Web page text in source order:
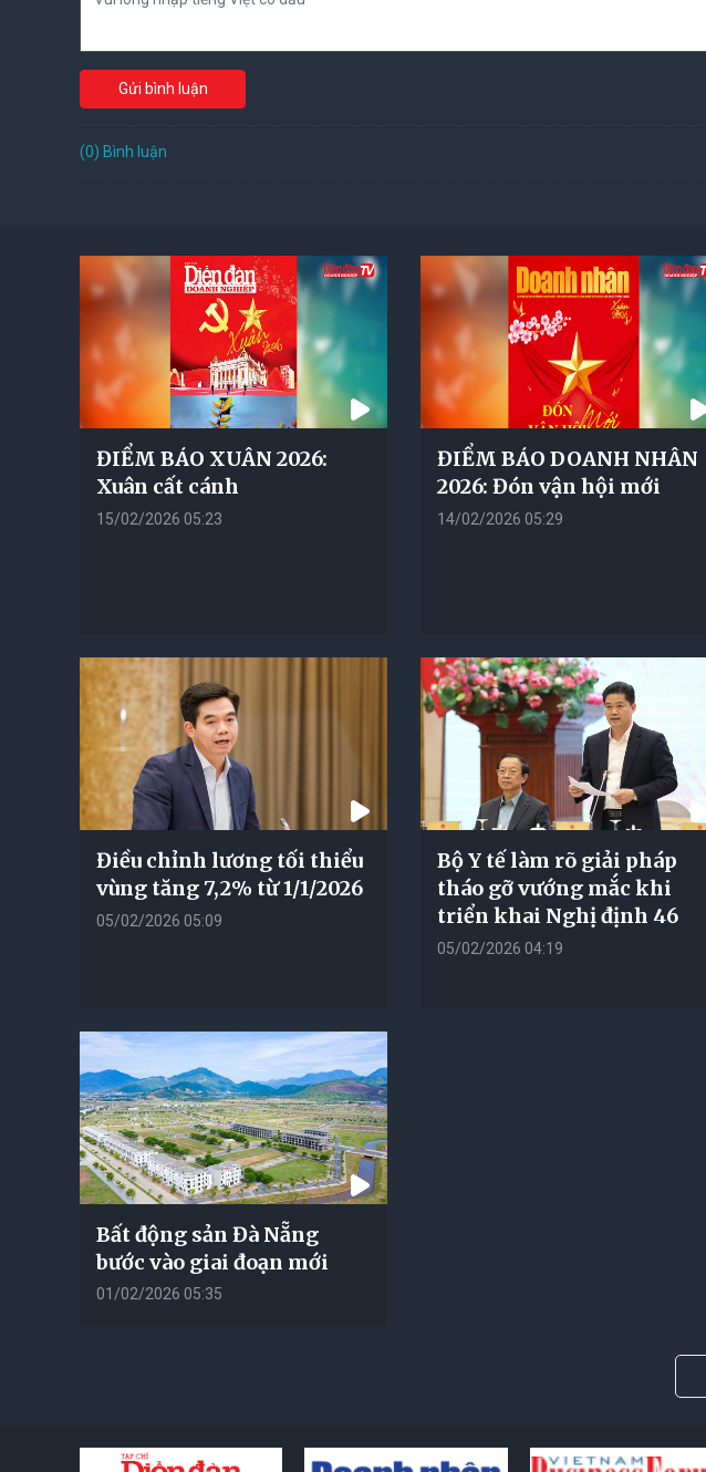
Gửi bình luận
(0) Bình luận
ĐIỂM BÁO XUÂN 2026:
Xuân cất cánh
15/02/2026 05:23
ĐIỂM BÁO DOANH NHÂN
2026: Đón vận hội mới
14/02/2026 05:29
Điều chỉnh lương tối thiểu
vùng tăng 7,2% từ 1/1/2026
05/02/2026 05:09
Bộ Y tế làm rõ giải pháp
tháo gỡ vướng mắc khi
triển khai Nghị định 46
05/02/2026 04:19
Bất động sản Đà Nẵng
bước vào giai đoạn mới
01/02/2026 05:35